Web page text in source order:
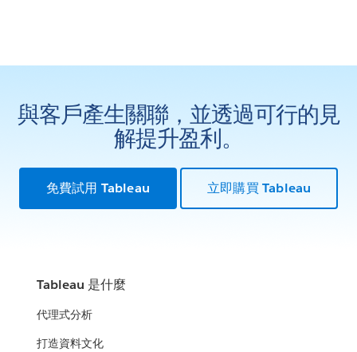
與客戶產生關聯，並透過可行的見
解提升盈利。
免費試用 Tableau 立即購買 Tableau
Tableau 是什麼
代理式分析
打造資料文化